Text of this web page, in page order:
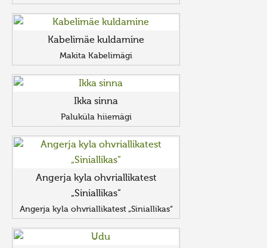
Kabelimäe kuldamine
Makita Kabelimägi
Ikka sinna
Paluküla hiiemägi
Angerja kyla ohvriallikatest
„Siniallikas“
Angerja kyla ohvriallikatest „Siniallikas“